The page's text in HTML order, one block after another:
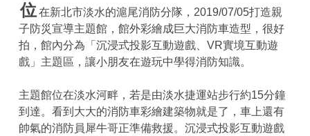
位 在新北市淡水的滬尾消防分隊，2019/07/05打造親
子防災宣導主題館，館外彩繪成巨大消防車造型，很好
拍，館內分為「沉浸式投影互動遊戲、VR實境互動遊
戲」主題區，讓小朋友在遊玩中學得消防知識。
主題館位在淡水河畔，若是由淡水捷運站步行約15分鐘
到達。看到大大的消防車彩繪建築物就是了，車上還有
帥氣的消防員犀牛哥正準備救援。沉浸式投影互動遊戲